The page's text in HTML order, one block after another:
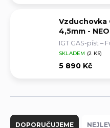
Vzduchovka
4,5mm -
IGT GAS-píst –
SKLADEM (2 KS)
5 890 Kč
Ř
aDOPORUČUJEME